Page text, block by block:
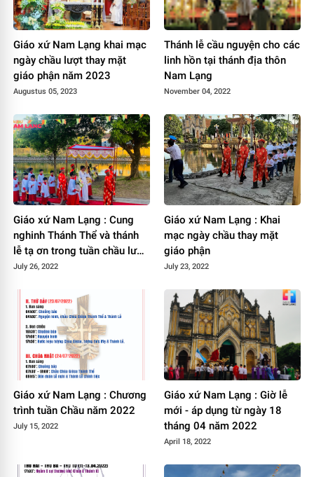
Giáo xứ Nam Lạng khai mạc
ngày chầu lượt thay mặt
giáo phận năm 2023
Augustus 05, 2023
Thánh lễ cầu nguyện cho các
linh hồn tại thánh địa thôn
Nam Lạng
November 04, 2022
Giáo xứ Nam Lạng : Cung
nghinh Thánh Thể và thánh
lễ tạ ơn trong tuần chầu lượt
thay mặt giáo phận
July 26, 2022
Giáo xứ Nam Lạng : Khai
mạc ngày chầu thay mặt
giáo phận
July 23, 2022
Giáo xứ Nam Lạng : Chương
trình tuần Chầu năm 2022
July 15, 2022
Giáo xứ Nam Lạng : Giờ lễ
mới - áp dụng từ ngày 18
tháng 04 năm 2022
April 18, 2022